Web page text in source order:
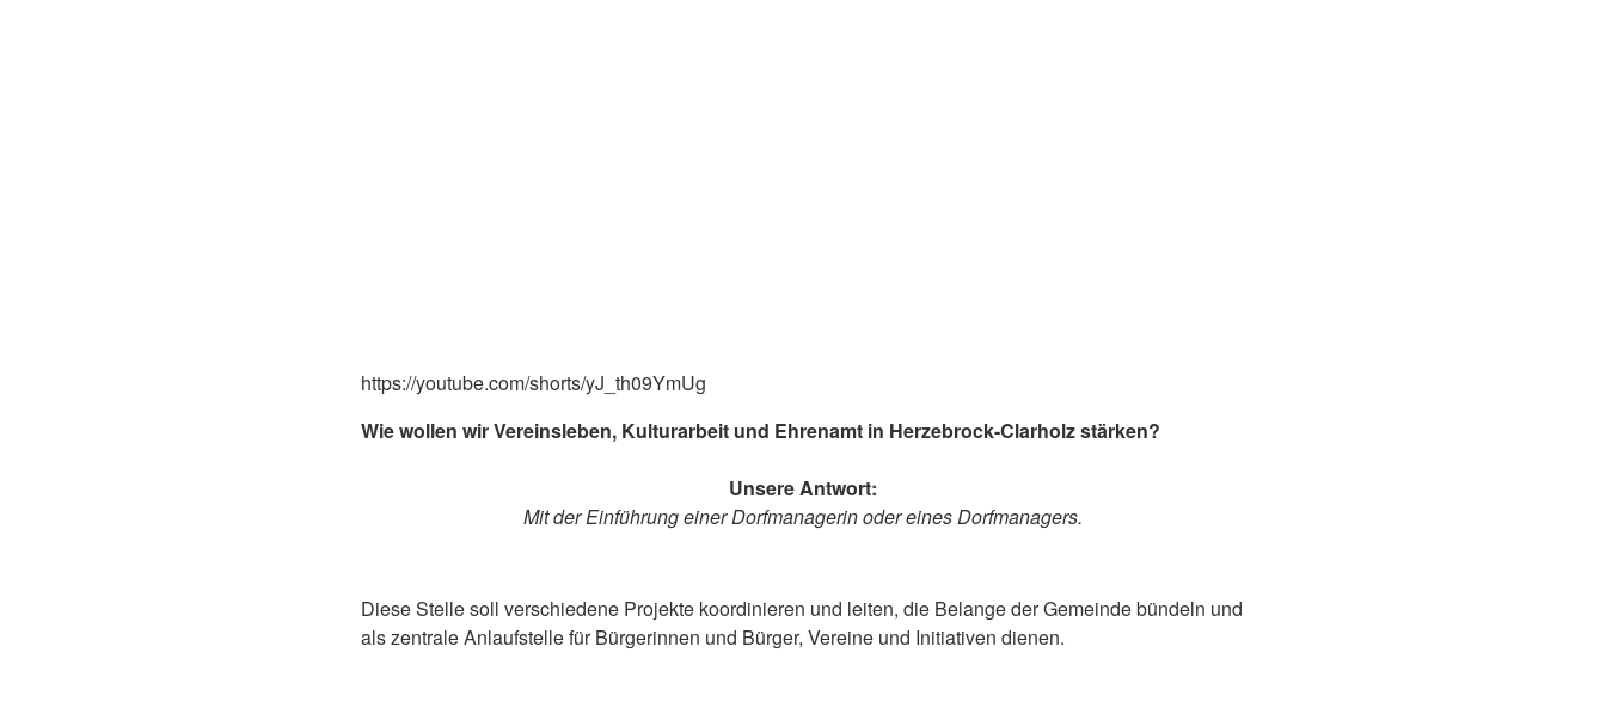
https://youtube.com/shorts/yJ_th09YmUg
Wie wollen wir Vereinsleben, Kulturarbeit und Ehrenamt in Herzebrock-Clarholz stärken?
Unsere Antwort:
Mit der Einführung einer Dorfmanagerin oder eines Dorfmanagers.
Diese Stelle soll verschiedene Projekte koordinieren und leiten, die Belange der Gemeinde bündeln und
als zentrale Anlaufstelle für Bürgerinnen und Bürger, Vereine und Initiativen dienen.